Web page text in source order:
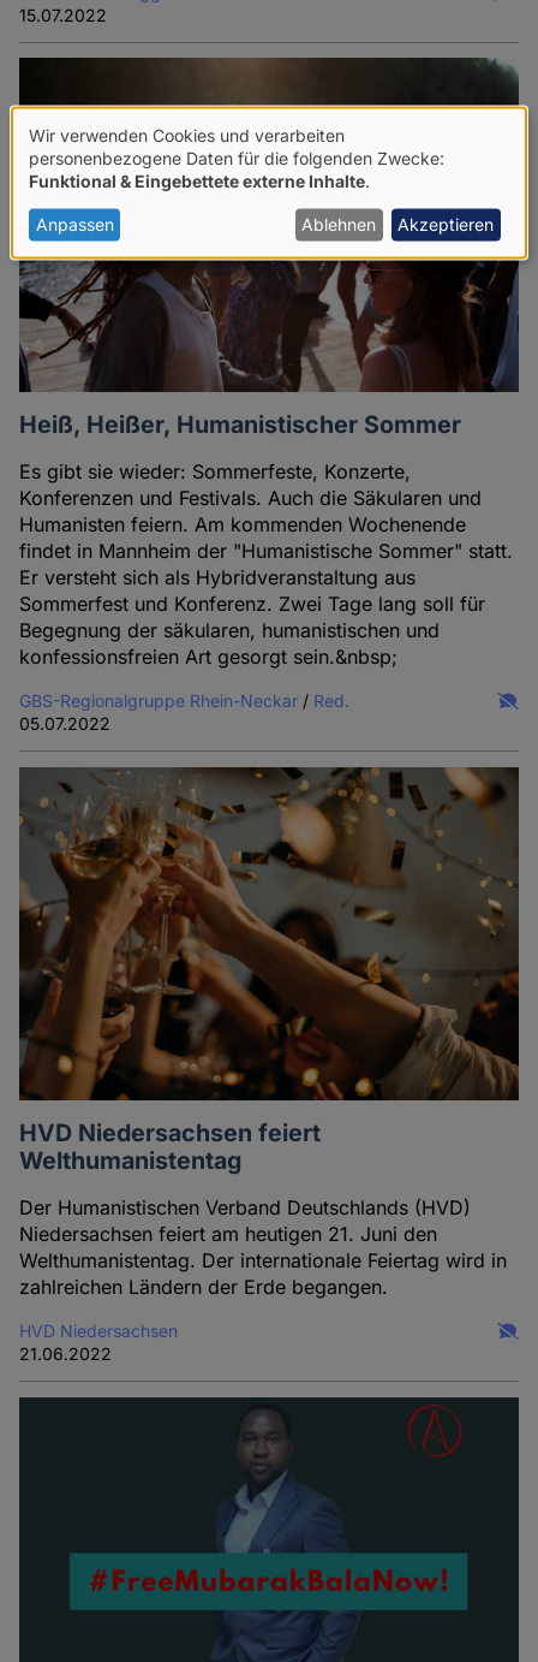
15.07.2022
Heiß, Heißer, Humanistischer Sommer
Es gibt sie wieder: Sommerfeste, Konzerte,
Konferenzen und Festivals. Auch die Säkularen und
Humanisten feiern. Am kommenden Wochenende
findet in Mannheim der "Humanistische Sommer" statt.
Er versteht sich als Hybridveranstaltung aus
Sommerfest und Konferenz. Zwei Tage lang soll für
Begegnung der säkularen, humanistischen und
konfessionsfreien Art gesorgt sein.&nbsp;
GBS-Regionalgruppe Rhein-Neckar / Red.
05.07.2022
HVD Niedersachsen feiert
Welthumanistentag
Der Humanistischen Verband Deutschlands (HVD)
Niedersachsen feiert am heutigen 21. Juni den
Welthumanistentag. Der internationale Feiertag wird in
zahlreichen Ländern der Erde begangen.
HVD Niedersachsen
21.06.2022
Verwendung
von
personenbezogenen
Daten
und
Cookies
Wir verwenden Cookies und verarbeiten
personenbezogene Daten für die folgenden Zwecke:
Funktional & Eingebettete externe Inhalte
Anpassen Ablehnen Akzeptieren